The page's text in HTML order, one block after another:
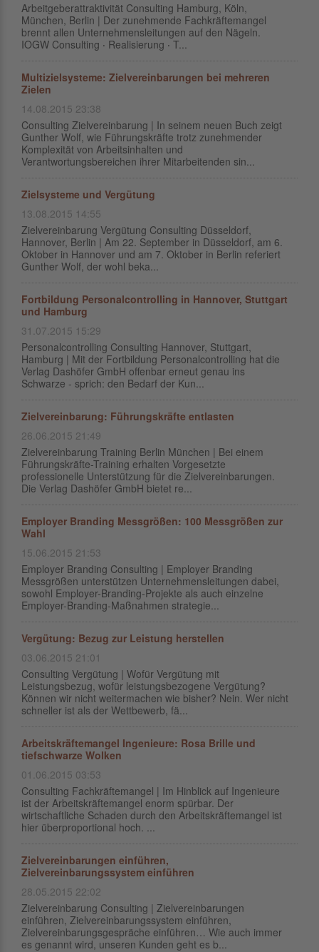
Arbeitgeberattraktivität Consulting Hamburg, Köln,
München, Berlin | Der zunehmende Fachkräftemangel
brennt allen Unternehmensleitungen auf den Nägeln.
IOGW Consulting ‧ Realisierung ‧ T...
Multizielsysteme: Zielvereinbarungen bei mehreren
Zielen
14.08.2015 23:38
Consulting Zielvereinbarung | In seinem neuen Buch zeigt
Gunther Wolf, wie Führungskräfte trotz zunehmender
Komplexität von Arbeitsinhalten und
Verantwortungsbereichen ihrer Mitarbeitenden sin...
Zielsysteme und Vergütung
13.08.2015 14:55
Zielvereinbarung Vergütung Consulting Düsseldorf,
Hannover, Berlin | Am 22. September in Düsseldorf, am 6.
Oktober in Hannover und am 7. Oktober in Berlin referiert
Gunther Wolf, der wohl beka...
Fortbildung Personalcontrolling in Hannover, Stuttgart
und Hamburg
31.07.2015 15:29
Personalcontrolling Consulting Hannover, Stuttgart,
Hamburg | Mit der Fortbildung Personalcontrolling hat die
Verlag Dashöfer GmbH offenbar erneut genau ins
Schwarze - sprich: den Bedarf der Kun...
Zielvereinbarung: Führungskräfte entlasten
26.06.2015 21:49
Zielvereinbarung Training Berlin München | Bei einem
Führungskräfte-Training erhalten Vorgesetzte
professionelle Unterstützung für die Zielvereinbarungen.
Die Verlag Dashöfer GmbH bietet re...
Employer Branding Messgrößen: 100 Messgrößen zur
Wahl
15.06.2015 21:53
Employer Branding Consulting | Employer Branding
Messgrößen unterstützen Unternehmensleitungen dabei,
sowohl Employer-Branding-Projekte als auch einzelne
Employer-Branding-Maßnahmen strategie...
Vergütung: Bezug zur Leistung herstellen
03.06.2015 21:01
Consulting Vergütung | Wofür Vergütung mit
Leistungsbezug, wofür leistungsbezogene Vergütung?
Können wir nicht weitermachen wie bisher? Nein. Wer nicht
schneller ist als der Wettbewerb, fä...
Arbeitskräftemangel Ingenieure: Rosa Brille und
tiefschwarze Wolken
01.06.2015 03:53
Consulting Fachkräftemangel | Im Hinblick auf Ingenieure
ist der Arbeitskräftemangel enorm spürbar. Der
wirtschaftliche Schaden durch den Arbeitskräftemangel ist
hier überproportional hoch. ...
Zielvereinbarungen einführen,
Zielvereinbarungssystem einführen
28.05.2015 22:02
Zielvereinbarung Consulting | Zielvereinbarungen
einführen, Zielvereinbarungssystem einführen,
Zielvereinbarungsgespräche einführen… Wie auch immer
es genannt wird, unseren Kunden geht es b...